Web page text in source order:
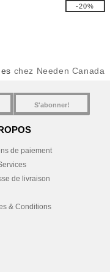
-20%
chez Needen Canada
S'abonner!
de paiement
de livraison
& Conditions